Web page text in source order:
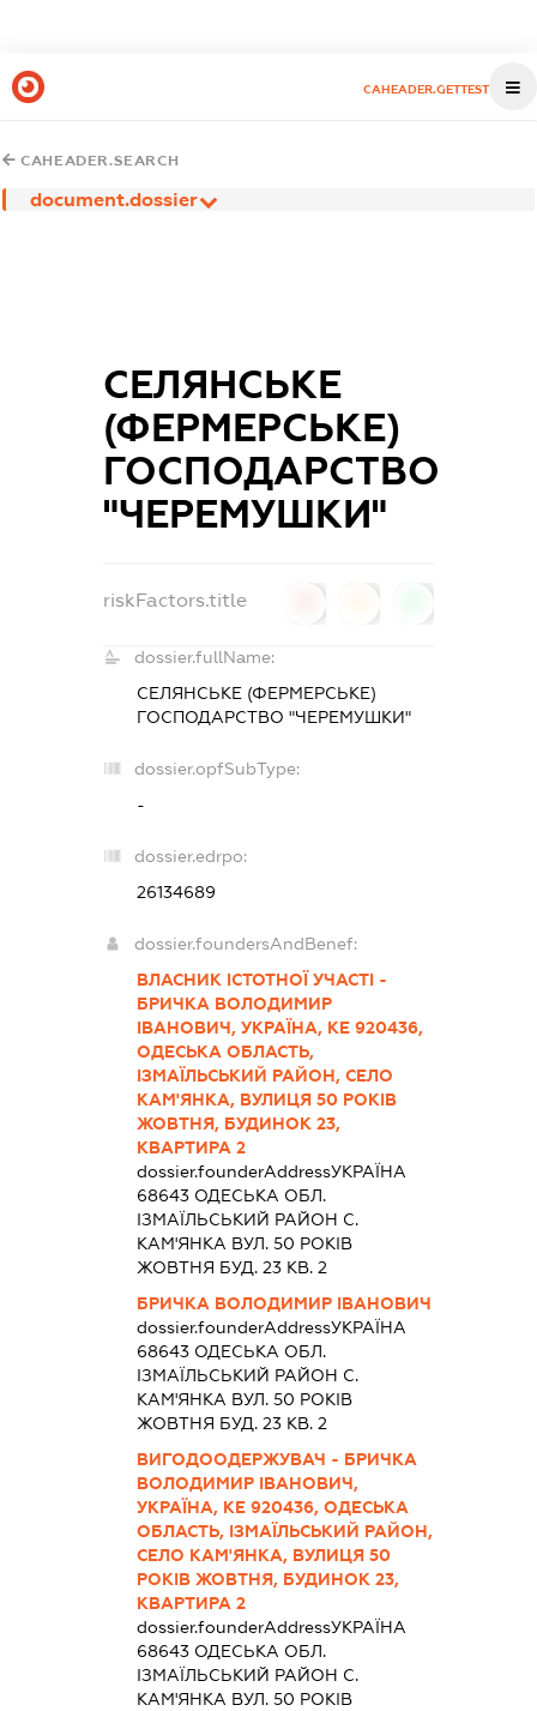
CAHEADER.GETTEST
CAHEADER.SEARCH
document.dossier
СЕЛЯНСЬКЕ
(ФЕРМЕРСЬКЕ)
ГОСПОДАРСТВО
"ЧЕРЕМУШКИ"
riskFactors.title
dossier.fullName:
СЕЛЯНСЬКЕ (ФЕРМЕРСЬКЕ)
ГОСПОДАРСТВО "ЧЕРЕМУШКИ"
dossier.opfSubType:
-
dossier.edrpo:
26134689
dossier.foundersAndBenef:
ВЛАСНИК ІСТОТНОЇ УЧАСТІ -
БРИЧКА ВОЛОДИМИР
ІВАНОВИЧ, УКРАЇНА, КЕ 920436,
ОДЕСЬКА ОБЛАСТЬ,
ІЗМАЇЛЬСЬКИЙ РАЙОН, СЕЛО
КАМ'ЯНКА, ВУЛИЦЯ 50 РОКІВ
ЖОВТНЯ, БУДИНОК 23,
КВАРТИРА 2
dossier.founderAddressУКРАЇНА
68643 ОДЕСЬКА ОБЛ.
IЗМАЇЛЬСЬКИЙ РАЙОН С.
КАМ'ЯНКА ВУЛ. 50 РОКІВ
ЖОВТНЯ БУД. 23 КВ. 2
БРИЧКА ВОЛОДИМИР ІВАНОВИЧ
dossier.founderAddressУКРАЇНА
68643 ОДЕСЬКА ОБЛ.
IЗМАЇЛЬСЬКИЙ РАЙОН С.
КАМ'ЯНКА ВУЛ. 50 РОКІВ
ЖОВТНЯ БУД. 23 КВ. 2
ВИГОДООДЕРЖУВАЧ - БРИЧКА
ВОЛОДИМИР ІВАНОВИЧ,
УКРАЇНА, КЕ 920436, ОДЕСЬКА
ОБЛАСТЬ, ІЗМАЇЛЬСЬКИЙ РАЙОН,
СЕЛО КАМ'ЯНКА, ВУЛИЦЯ 50
РОКІВ ЖОВТНЯ, БУДИНОК 23,
КВАРТИРА 2
dossier.founderAddressУКРАЇНА
68643 ОДЕСЬКА ОБЛ.
IЗМАЇЛЬСЬКИЙ РАЙОН С.
КАМ'ЯНКА ВУЛ. 50 РОКІВ